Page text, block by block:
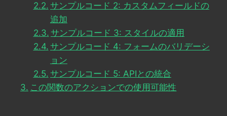
サンプルコード 2: カスタムフィールドの
追加
サンプルコード 3: スタイルの適用
サンプルコード 4: フォームのバリデーシ
ョン
サンプルコード 5: APIとの統合
この関数のアクションでの使用可能性